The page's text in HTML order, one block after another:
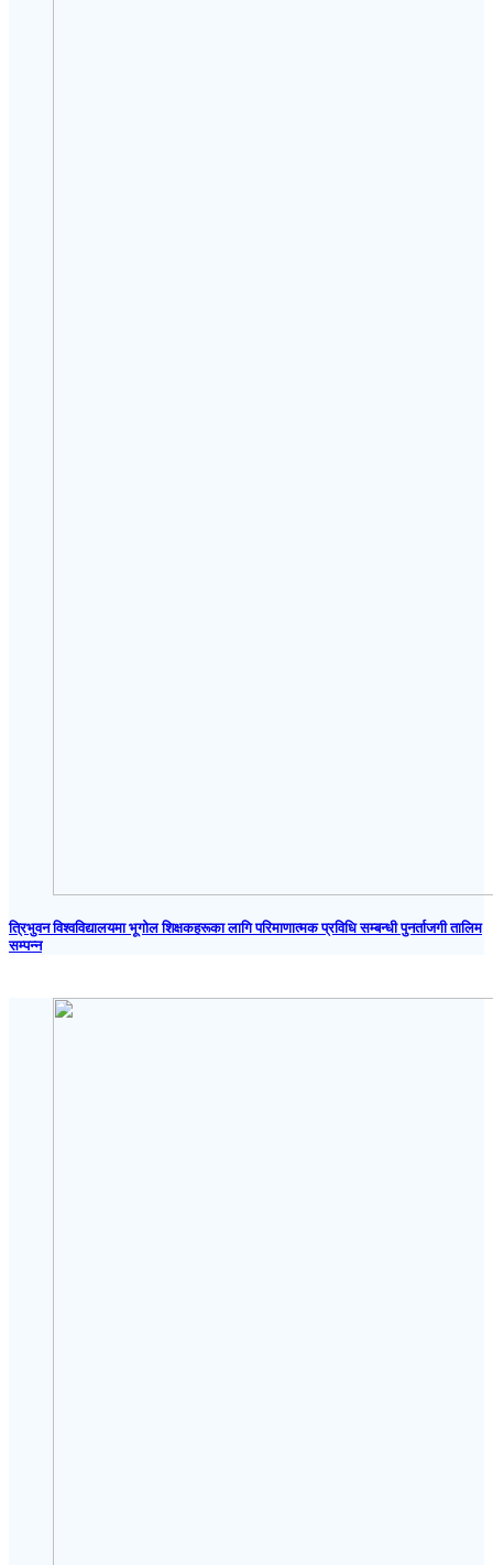
त्रिभुवन विश्वविद्यालयमा भूगोल शिक्षकहरूका लागि परिमाणात्मक प्रविधि सम्बन्धी पुनर्ताजगी तालिम
सम्पन्न